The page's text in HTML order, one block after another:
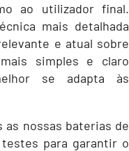
ao utilizador final.
mais detalhada
e atual sobre
simples e claro
se adapta às
nossas baterias de
para garantir o